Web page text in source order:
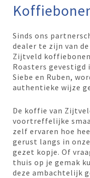
Sinds ons
dealer te zijn van
Zijtveld
Roasters gevestigd
Siebe en Ruben,
authentieke wijze
De koffie van
voortreffelijke
zelf ervaren hoe
gerust langs in
gezet kopje. Of
thuis op je gemak
deze ambachtelijk